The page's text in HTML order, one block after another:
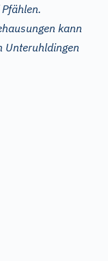
kann
Unteruhldingen